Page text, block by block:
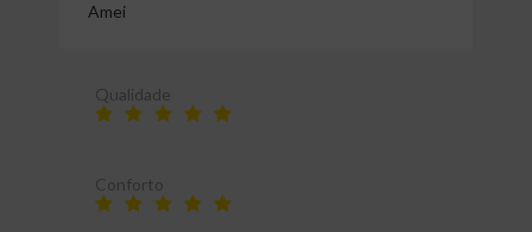
Amei
Qualidade
Conforto